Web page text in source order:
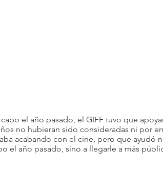
el año pasado, el GIFF tuvo que
no hubieran sido consideradas ni por
acabando con el cine, pero que ayudó
el año pasado, sino a llegarle a más